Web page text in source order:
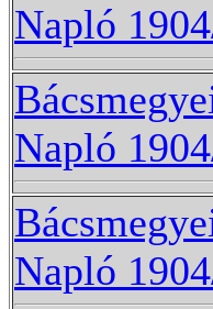
Napló
Napló
Napló